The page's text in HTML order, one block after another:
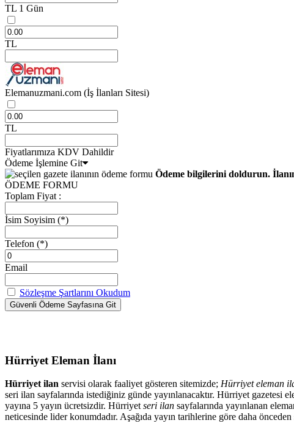
TL 1 Gün
TL
Elemanuzmani.com (İş İlanları Sitesi)
TL
Fiyatlarımıza KDV Dahildir
Ödeme İşlemine Git
Ödeme bilgilerini doldurun.
ÖDEME FORMU
Toplam Fiyat :
İsim Soyisim (*)
Telefon (*)
Email
Sözleşme Şartlarını Okudum
Hürriyet Eleman İlanı
Hürriyet ilan servisi olarak faaliyet gösteren sitemizde; Hürriyet eleman
seri ilan sayfalarında istediğiniz günde yayınlanacaktır. Hürriyet gazetesi
yayına 5 yayın ücretsizdir. Hürriyet seri ilan sayfalarında yayınlanan
neticesinde lider konumdadır. Aşağıda yayın tarihlerine göre daha